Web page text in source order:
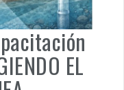
EL